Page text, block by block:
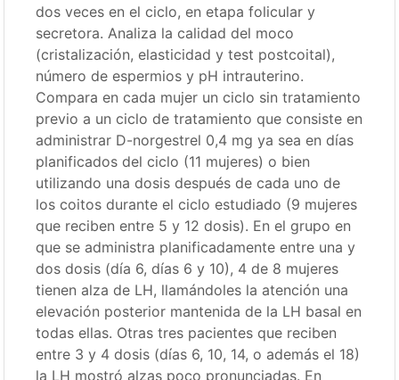
dos veces en el ciclo, en etapa folicular y
secretora. Analiza la calidad del moco
(cristalización, elasticidad y test postcoital),
número de espermios y pH intrauterino.
Compara en cada mujer un ciclo sin tratamiento
previo a un ciclo de tratamiento que consiste en
administrar D-norgestrel 0,4 mg ya sea en días
planificados del ciclo (11 mujeres) o bien
utilizando una dosis después de cada uno de
los coitos durante el ciclo estudiado (9 mujeres
que reciben entre 5 y 12 dosis). En el grupo en
que se administra planificadamente entre una y
dos dosis (día 6, días 6 y 10), 4 de 8 mujeres
tienen alza de LH, llamándoles la atención una
elevación posterior mantenida de la LH basal en
todas ellas. Otras tres pacientes que reciben
entre 3 y 4 dosis (días 6, 10, 14, o además el 18)
la LH mostró alzas poco pronunciadas. En